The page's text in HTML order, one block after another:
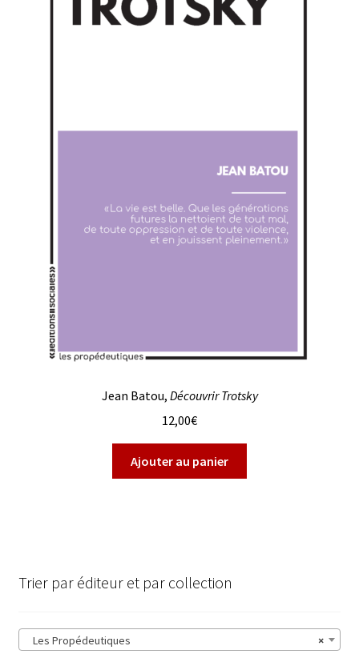
Jean Batou, Découvrir Trotsky
12,00€
Ajouter au panier
Trier par éditeur et par collection
×
Les Propédeutiques